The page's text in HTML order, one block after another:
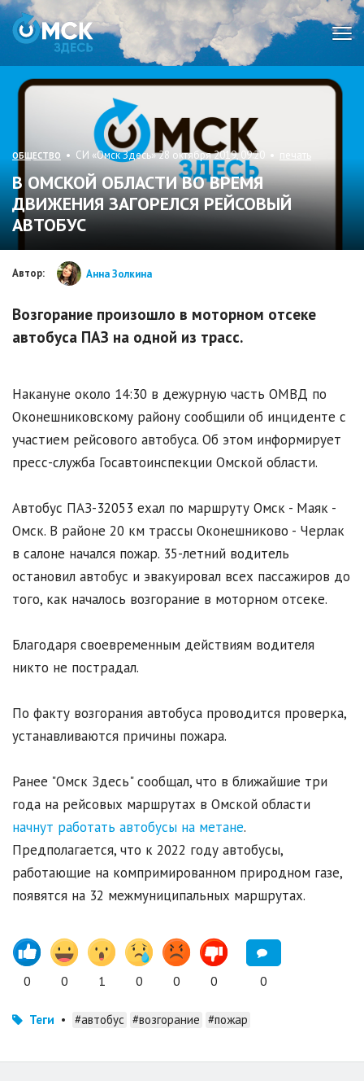
ОБЩЕСТВО • СИ «Омск Здесь» 28 октября 2019, 09:20 • печать
В ОМСКОЙ ОБЛАСТИ ВО ВРЕМЯ
ДВИЖЕНИЯ ЗАГОРЕЛСЯ РЕЙСОВЫЙ
АВТОБУС
Автор: Анна Золкина
Возгорание произошло в моторном отсеке
автобуса ПАЗ на одной из трасс.
Накануне около 14:30 в дежурную часть ОМВД по
Оконешниковскому району сообщили об инциденте с
участием рейсового автобуса. Об этом информирует
пресс-служба Госавтоинспекции Омской области.
Автобус ПАЗ-32053 ехал по маршруту Омск - Маяк -
Омск. В районе 20 км трассы Оконешниково - Черлак
в салоне начался пожар. 35-летний водитель
остановил автобус и эвакуировал всех пассажиров до
того, как началось возгорание в моторном отсеке.
Благодаря своевременным действиям водителя
никто не пострадал.
По факту возгорания автобуса проводится проверка,
устанавливаются причины пожара.
Ранее "Омск Здесь" сообщал, что в ближайшие три
года на рейсовых маршрутах в Омской области
начнут работать автобусы на метане.
Предполагается, что к 2022 году автобусы,
работающие на компримированном природном газе,
появятся на 32 межмуниципальных маршрутах.
0 0 1 0 0 0 0
Теги • #автобус #возгорание #пожар